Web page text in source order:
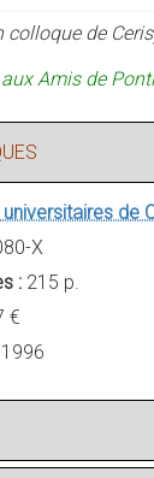
colloque de
Amis de
de
X
: 215 p.
€
1996